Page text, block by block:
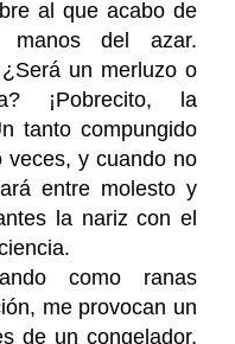
al que acabo de
manos del azar.
un merluzo o
¡Pobrecito, la
tanto compungido
veces, y cuando no
entre molesto y
la nariz con el
como ranas
me provocan un
de un congelador,